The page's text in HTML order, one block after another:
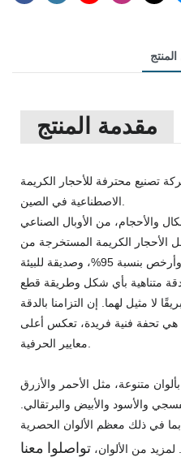
مقدمة المنتج
تصنيع محترفة للأحجار الكريمة
والأحجام، من الأوبال الصناعي
الأحجار الكريمة المستخرجة من
متناهية بأي شكل وطريقة قطع
لا مثيل لهما. إن التزامنا بالدقة
تحفة فنية فريدة، تعكس أعلى
متنوعة، مثل الأحمر والأزرق
والأسود والأبيض والبرتقالي.
دائم، بما في ذلك معظم الألوان الحصرية
لمزيد من الألوان، تواصلوا معنا